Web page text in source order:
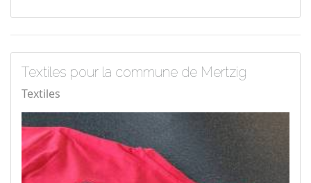
Textiles pour la commune de Mertzig
Textiles